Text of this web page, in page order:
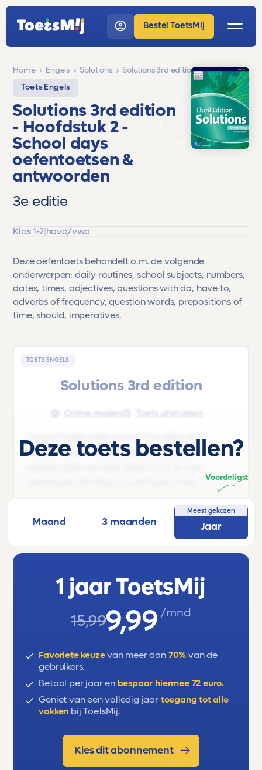
Bestel ToetsMij
Home Engels Solutions
Solutions 3rd edition
Toets Engels
Solutions 3rd edition
- Hoofdstuk 2 -
School days
oefentoetsen &
antwoorden
3e editie
Klas 1-2|havo/vwo
Deze oefentoets behandelt o.m. de volgende
onderwerpen: daily routines, school subjects, numbers,
dates, times, adjectives, questions with do, have to,
adverbs of frequency, question words, prepositions of
time, should, imperatives.
TOETS ENGELS
Solutions 3rd edition
Online maken Toets afdrukken
Deze Engels oefentoets 'Hoofdstuk 2 -
School days' uit het lesboek 'Solutions 3rd
Deze oefentoets behandelt o.m. de
volgende onderwerpen: daily routines,
school subjects, numbers, dates, times,
adjectives, questions with do, have to,
prepositions of time, should, imperatives.
Deze toets bestellen?
Maand 3 maanden
Meest gekozen
Jaar
Voordeligst
1 jaar ToetsMij
15,999,99 /mnd
Favoriete keuzevan meer dan 70% van de
gebruikers.
Betaal per jaar en bespaar hiermee 72 euro.
Geniet van een volledig jaar toegang tot alle
vakken bij ToetsMij.
Kies dit abonnement